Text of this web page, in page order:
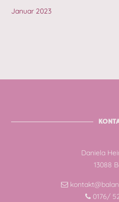
Januar 2023
Daniela
13088
0176/